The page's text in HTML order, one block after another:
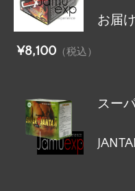
お届け
¥8,100 （税込）
スー